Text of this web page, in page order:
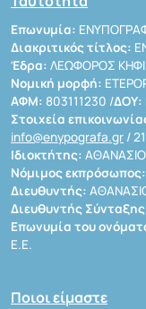
Επωνυμία:
Διακριτικός τίτλος:
Έδρα: ΛΕΩΦΟΡΟΣ
Νομική μορφή:
ΑΦΜ: 803111230 /ΔΟΥ:
Στοιχεία
info@enypografa.gr /
Ιδιοκτήτης:
Νόμιμος εκπρόσωπος:
Διευθυντής:
Διευθυντής
Επωνυμία του
Ε.Ε.
Ποιοι είμαστε